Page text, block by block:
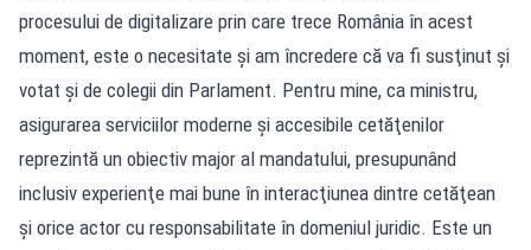
procesului de digitalizare prin care trece România în acest
moment, este o necesitate şi am încredere că va fi susţinut şi
votat şi de colegii din Parlament. Pentru mine, ca ministru,
asigurarea serviciilor moderne şi accesibile cetăţenilor
reprezintă un obiectiv major al mandatului, presupunând
inclusiv experienţe mai bune în interacţiunea dintre cetăţean
şi orice actor cu responsabilitate în domeniul juridic. Este un